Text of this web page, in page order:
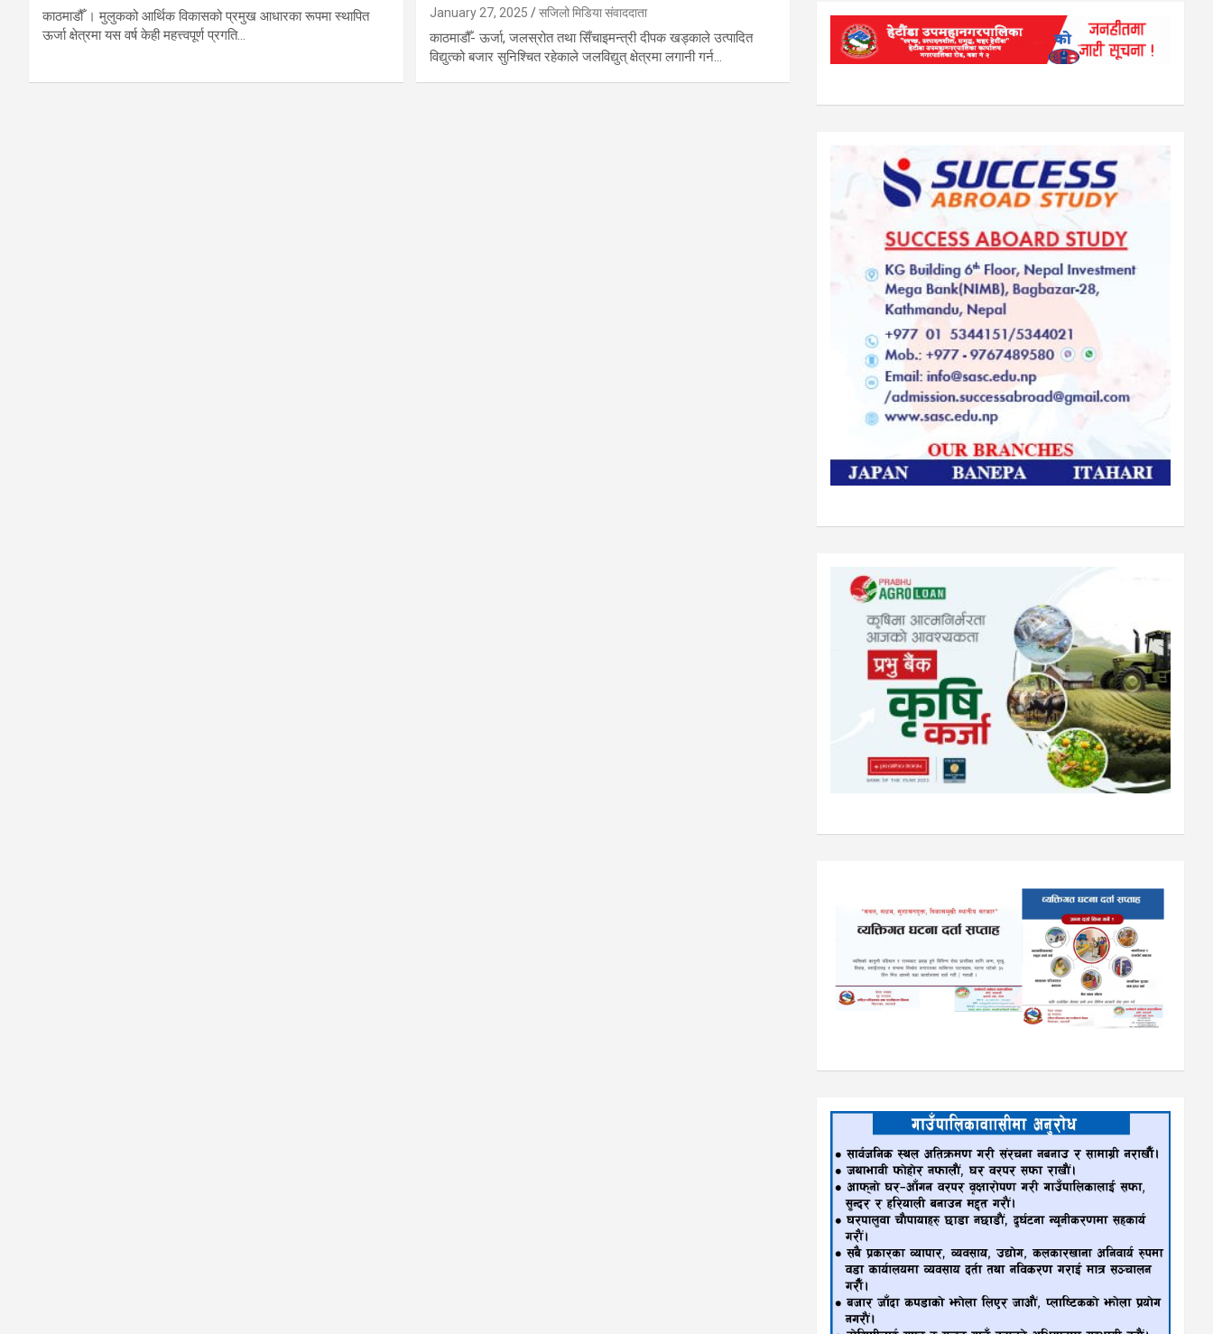
काठमाडौँ । मुलुकको आर्थिक विकासको प्रमुख आधारका रूपमा स्थापित
ऊर्जा क्षेत्रमा यस वर्ष केही महत्त्वपूर्ण प्रगति…
January 27, 2025 सजिलो मिडिया संवाददाता
काठमाडौँ- ऊर्जा, जलस्रोत तथा सिँचाइमन्त्री दीपक खड्काले उत्पादित
विद्युत्को बजार सुनिश्चित रहेकाले जलविद्युत् क्षेत्रमा लगानी गर्न…